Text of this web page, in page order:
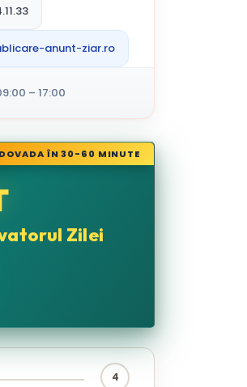
anunt-ziar.ro
– 17:00
DOVADA ÎN 30-60 MINUTE
Zilei
4